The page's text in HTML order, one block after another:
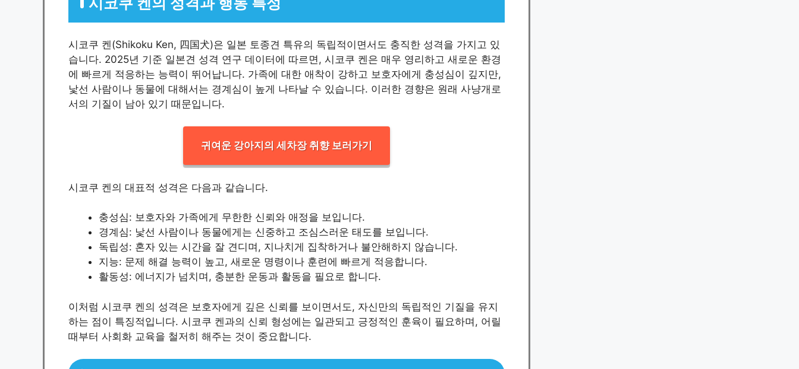
시코쿠 켄(Shikoku Ken, 四国犬)은 일본 토종견 특유의 독립적이면서도 충직한 성격을 가지고 있
습니다. 2025년 기준 일본견 성격 연구 데이터에 따르면, 시코쿠 켄은 매우 영리하고 새로운 환경
에 빠르게 적응하는 능력이 뛰어납니다. 가족에 대한 애착이 강하고 보호자에게 충성심이 깊지만,
낯선 사람이나 동물에 대해서는 경계심이 높게 나타날 수 있습니다. 이러한 경향은 원래 사냥개로
서의 기질이 남아 있기 때문입니다.
귀여운 강아지의 세차장 취향 보러가기
시코쿠 켄의 대표적 성격은 다음과 같습니다.
충성심: 보호자와 가족에게 무한한 신뢰와 애정을 보입니다.
경계심: 낯선 사람이나 동물에게는 신중하고 조심스러운 태도를 보입니다.
독립성: 혼자 있는 시간을 잘 견디며, 지나치게 집착하거나 불안해하지 않습니다.
지능: 문제 해결 능력이 높고, 새로운 명령이나 훈련에 빠르게 적응합니다.
활동성: 에너지가 넘치며, 충분한 운동과 활동을 필요로 합니다.
이처럼 시코쿠 켄의 성격은 보호자에게 깊은 신뢰를 보이면서도, 자신만의 독립적인 기질을 유지
하는 점이 특징적입니다. 시코쿠 켄과의 신뢰 형성에는 일관되고 긍정적인 훈육이 필요하며, 어릴
때부터 사회화 교육을 철저히 해주는 것이 중요합니다.